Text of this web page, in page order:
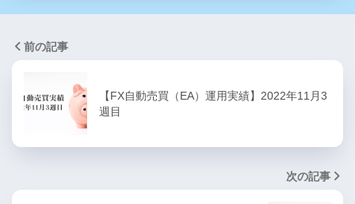
前の記事
【FX自動売買（EA）運用実績】2022年11月3
週目
次の記事